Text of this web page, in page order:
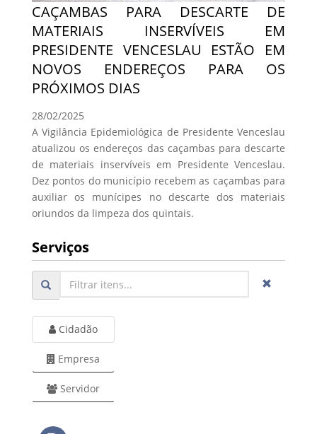
CAÇAMBAS PARA DESCARTE DE
MATERIAIS INSERVÍVEIS EM
PRESIDENTE VENCESLAU ESTÃO EM
NOVOS ENDEREÇOS PARA OS
PRÓXIMOS DIAS
28/02/2025
A Vigilância Epidemiológica de Presidente Venceslau
atualizou os endereços das caçambas para descarte
de materiais inservíveis em Presidente Venceslau.
Dez pontos do município recebem as caçambas para
auxiliar os munícipes no descarte dos materiais
oriundos da limpeza dos quintais.
Serviços
Cidadão
Empresa
Servidor